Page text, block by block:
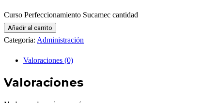
Curso Perfeccionamiento Sucamec cantidad
Añadir al carrito
Categoría: Administración
Valoraciones (0)
Valoraciones